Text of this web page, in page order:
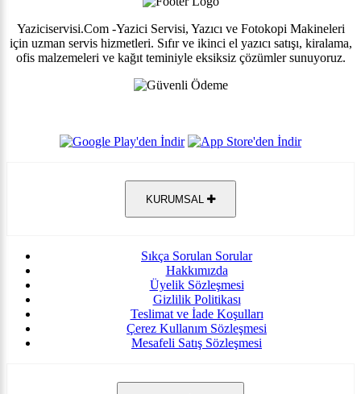
Yaziciservisi.Com -Yazici Servisi, Yazıcı ve Fotokopi Makineleri
için uzman servis hizmetleri. Sıfır ve ikinci el yazıcı satışı, kiralama,
ofis malzemeleri ve kağıt teminiyle eksiksiz çözümler sunuyoruz.
KURUMSAL
Sıkça Sorulan Sorular
Hakkımızda
Üyelik Sözleşmesi
Gizlilik Politikası
Teslimat ve İade Koşulları
Çerez Kullanım Sözleşmesi
Mesafeli Satış Sözleşmesi